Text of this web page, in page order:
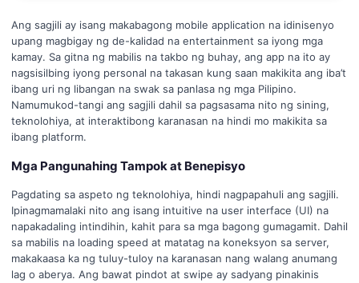
Ang sagjili ay isang makabagong mobile application na idinisenyo
upang magbigay ng de-kalidad na entertainment sa iyong mga
kamay. Sa gitna ng mabilis na takbo ng buhay, ang app na ito ay
nagsisilbing iyong personal na takasan kung saan makikita ang iba’t
ibang uri ng libangan na swak sa panlasa ng mga Pilipino.
Namumukod-tangi ang sagjili dahil sa pagsasama nito ng sining,
teknolohiya, at interaktibong karanasan na hindi mo makikita sa
ibang platform.
Mga Pangunahing Tampok at Benepisyo
Pagdating sa aspeto ng teknolohiya, hindi nagpapahuli ang sagjili.
Ipinagmamalaki nito ang isang intuitive na user interface (UI) na
napakadaling intindihin, kahit para sa mga bagong gumagamit. Dahil
sa mabilis na loading speed at matatag na koneksyon sa server,
makakaasa ka ng tuluy-tuloy na karanasan nang walang anumang
lag o aberya. Ang bawat pindot at swipe ay sadyang pinakinis